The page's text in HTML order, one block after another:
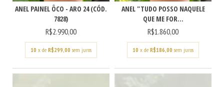
ANEL PAINEL ÔCO - ARO 24 (CÓD.
7828)
R$2.990,00
10 x de R$299,00 sem juros
ANEL "TUDO POSSO NAQUELE
QUE ME FOR...
R$1.860,00
10 x de R$186,00 sem juros